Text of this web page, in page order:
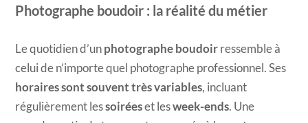
Photographe boudoir : la réalité du métier
Le quotidien d’un photographe boudoir ressemble à
celui de n’importe quel photographe professionnel. Ses
horaires sont souvent très variables, incluant
régulièrement lessoiréeset lesweek-ends. Une